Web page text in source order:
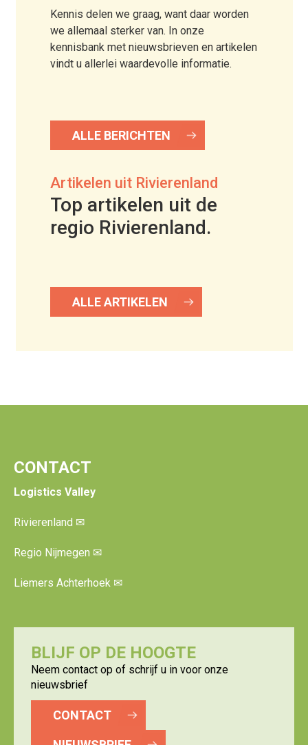
Kennis delen we graag, want daar worden
we allemaal sterker van. In onze
kennisbank met nieuwsbrieven en artikelen
vindt u allerlei waardevolle informatie.
ALLE BERICHTEN
Artikelen uit Rivierenland
Top artikelen uit de
regio Rivierenland.
ALLE ARTIKELEN
CONTACT
Logistics Valley
Rivierenland ✉
Regio Nijmegen ✉
Liemers Achterhoek ✉
BLIJF OP DE HOOGTE
Neem contact op of schrijf u in voor onze
nieuwsbrief
CONTACT